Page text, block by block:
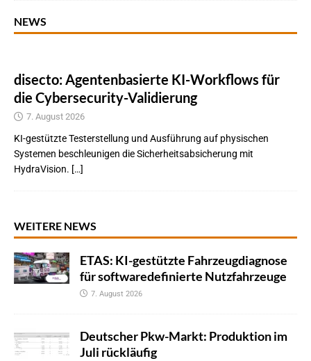
NEWS
disecto: Agentenbasierte KI-Workflows für
die Cybersecurity-Validierung
7. August 2026
KI-gestützte Testerstellung und Ausführung auf physischen
Systemen beschleunigen die Sicherheitsabsicherung mit
HydraVision. […]
WEITERE NEWS
ETAS: KI-gestützte Fahrzeugdiagnose
für softwaredefinierte Nutzfahrzeuge
7. August 2026
Deutscher Pkw-Markt: Produktion im
Juli rückläufig